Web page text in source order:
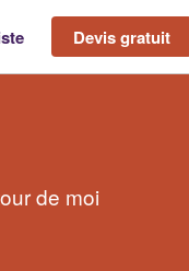
Devis gratuit
de moi